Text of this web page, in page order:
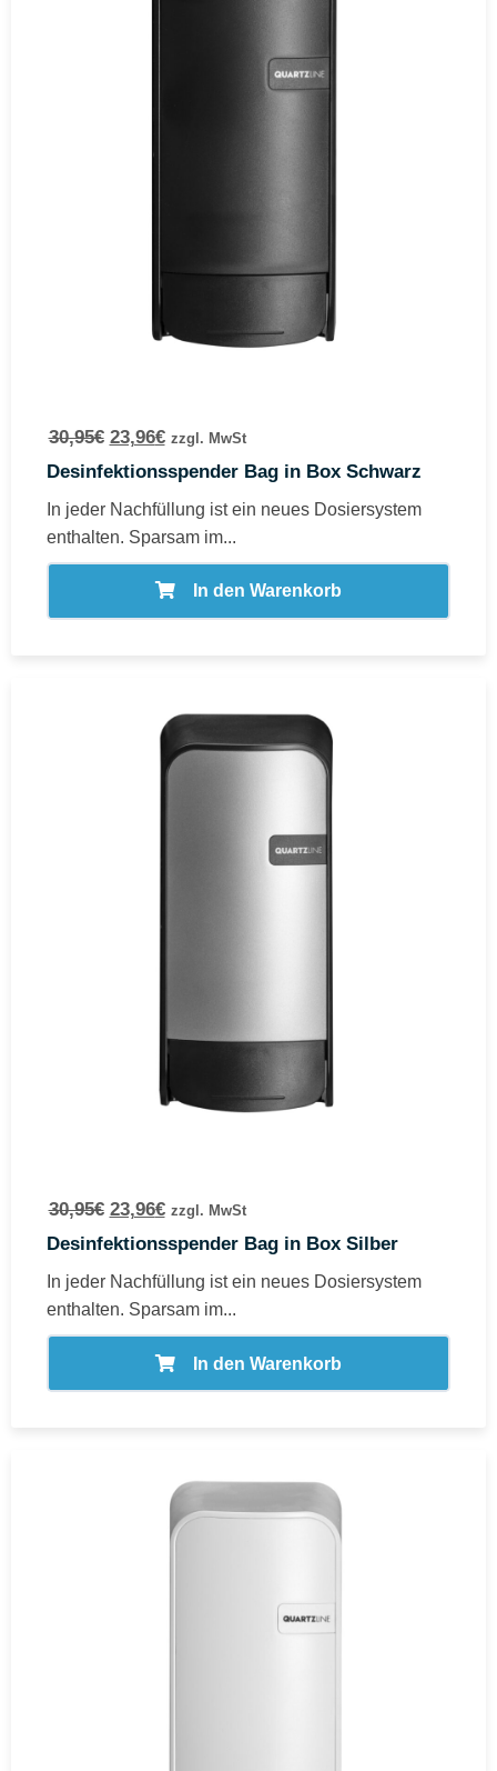
30,95€ 23,96€ zzgl. MwSt
Desinfektionsspender Bag in Box Schwarz
In jeder Nachfüllung ist ein neues Dosiersystem
enthalten. Sparsam im...
In den Warenkorb
30,95€ 23,96€ zzgl. MwSt
Desinfektionsspender Bag in Box Silber
In jeder Nachfüllung ist ein neues Dosiersystem
enthalten. Sparsam im...
In den Warenkorb